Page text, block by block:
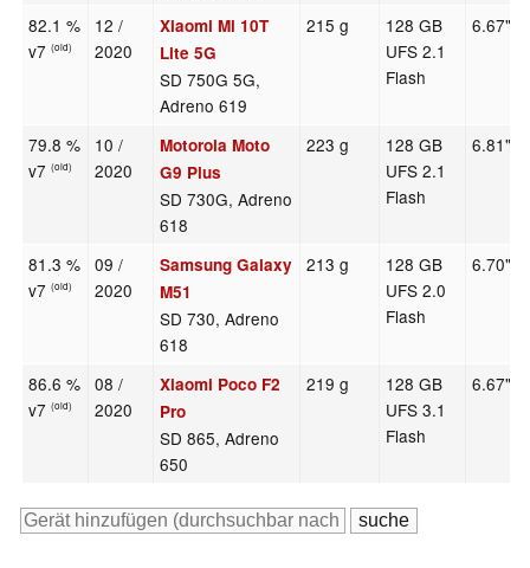
82.1 %
v7(old)
12 /
2020
Xiaomi Mi 10T
Lite 5G
SD 750G 5G,
Adreno 619
215 g
128 GB
UFS 2.1
Flash
6.67"
79.8 %
v7(old)
10 /
2020
Motorola Moto
G9 Plus
SD 730G, Adreno
618
223 g
128 GB
UFS 2.1
Flash
6.81"
81.3 %
v7(old)
09 /
2020
Samsung Galaxy
M51
SD 730, Adreno
618
213 g
128 GB
UFS 2.0
Flash
6.70"
86.6 %
v7(old)
08 /
2020
Xiaomi Poco F2
Pro
SD 865, Adreno
650
219 g
128 GB
UFS 3.1
Flash
6.67"